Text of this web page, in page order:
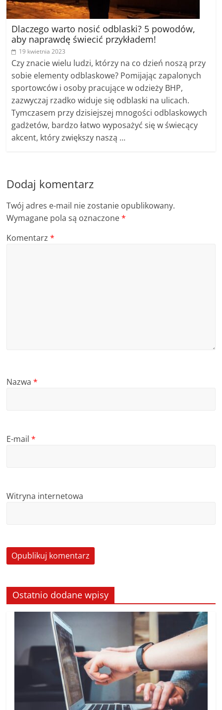
Dlaczego warto nosić odblaski? 5 powodów,
aby naprawdę świecić przykładem!
19 kwietnia 2023
Czy znacie wielu ludzi, którzy na co dzień noszą przy
sobie elementy odblaskowe? Pomijając zapalonych
sportowców i osoby pracujące w odzieży BHP,
zazwyczaj rzadko widuje się odblaski na ulicach.
Tymczasem przy dzisiejszej mnogości odblaskowych
gadżetów, bardzo łatwo wyposażyć się w świecący
akcent, który zwiększy naszą …
Dodaj komentarz
Twój adres e-mail nie zostanie opublikowany.
Wymagane pola są oznaczone*
Komentarz*
Nazwa*
E-mail*
Witryna internetowa
Ostatnio dodane wpisy